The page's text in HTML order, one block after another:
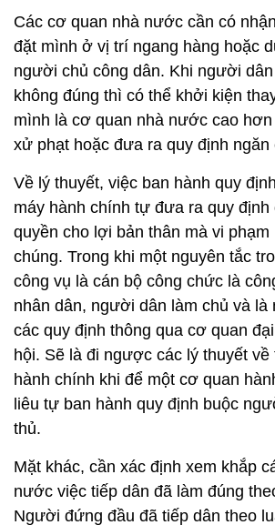
Các cơ quan nhà nước cần có
đặt mình ở vị trí ngang hàng hoặc
người chủ công dân. Khi người
không đúng thì có thể khởi kiện
mình là cơ quan nhà nước cao hơn
xử phạt hoặc đưa ra quy định ngăn
Về lý thuyết, việc ban hành quy
máy hành chính tự đưa ra quy định
quyền cho lợi bản thân mà vi
chúng. Trong khi một nguyên tắc
công vụ là cán bộ công chức là
nhân dân, người dân làm chủ và
các quy định thông qua cơ quan
hội. Sẽ là đi ngược các lý thuyết
hành chính khi để một cơ quan
liêu tự ban hành quy định buộc
thủ.
Mặt khác, cần xác định xem khắp
nước việc tiếp dân đã làm đúng
Người đứng đầu đã tiếp dân theo